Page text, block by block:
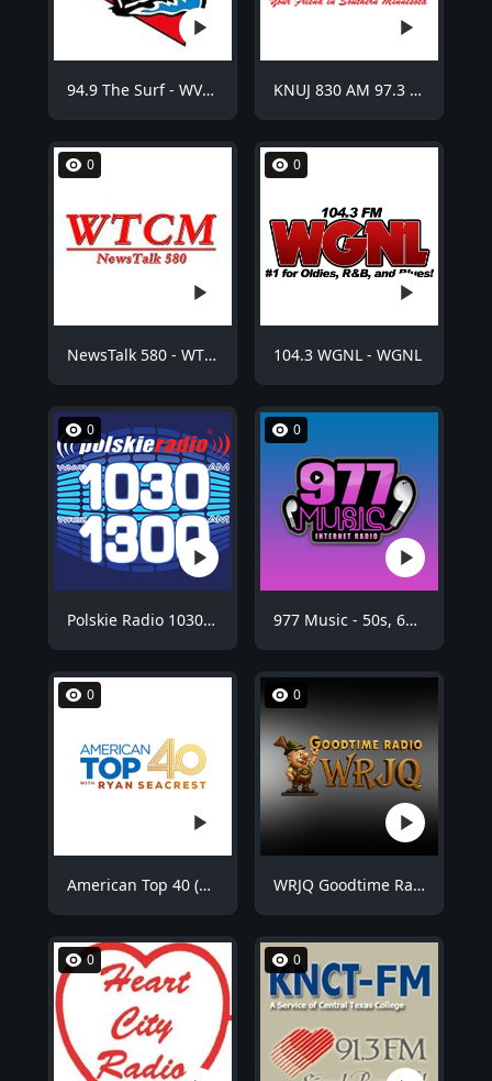
94.9 The Surf - WVCO KNUJ 830 AM 97.3 FM - KNUJ
0
NewsTalk 580 - WTCM
0
104.3 WGNL - WGNL
0
Polskie Radio 1030 Chicago - WNVR
0
977 Music - 50s, 60s Hits
0
American Top 40 (AT40)
0
WRJQ Goodtime Radio
0 0